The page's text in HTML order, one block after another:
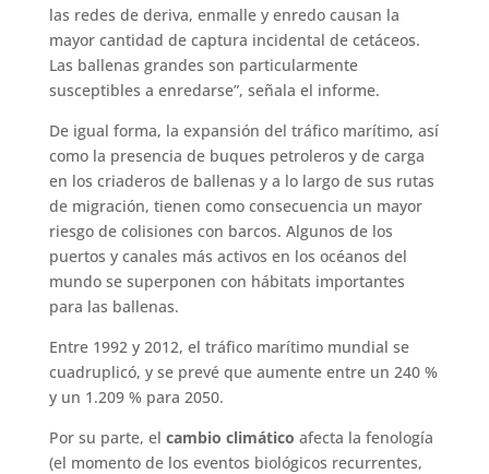
las redes de deriva, enmalle y enredo causan la
mayor cantidad de captura incidental de cetáceos.
Las ballenas grandes son particularmente
susceptibles a enredarse”, señala el informe.
De igual forma, la expansión del tráfico marítimo, así
como la presencia de buques petroleros y de carga
en los criaderos de ballenas y a lo largo de sus rutas
de migración, tienen como consecuencia un mayor
riesgo de colisiones con barcos. Algunos de los
puertos y canales más activos en los océanos del
mundo se superponen con hábitats importantes
para las ballenas.
Entre 1992 y 2012, el tráfico marítimo mundial se
cuadruplicó, y se prevé que aumente entre un 240 %
y un 1.209 % para 2050.
Por su parte, el cambio climático afecta la fenología
(el momento de los eventos biológicos recurrentes,